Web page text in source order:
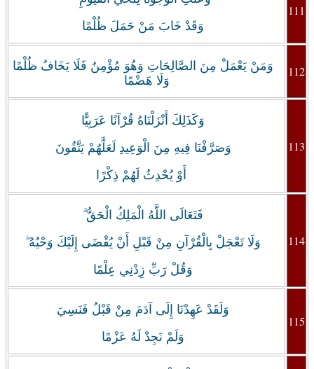
وَقَدْ خَابَ مَنْ حَمَلَ ظُلْمًا
111
وَمَنْ يَعْمَلْ مِنَ الصَّالِحَاتِ وَهُوَ مُؤْمِنٌ فَلَا يَخَافُ ظُلْمًا
وَلَا هَضْمًا
112
وَكَذَلِكَ أَنْزَلْنَاهُ قُرْآنًا عَرَبِيًّا
وَصَرَّفْنَا فِيهِ مِنَ الْوَعِيدِ لَعَلَّهُمْ يَتَّقُونَ
أَوْ يُحْدِثُ لَهُمْ ذِكْرًا
113
فَتَعَالَى اللَّهُ الْمَلِكُ الْحَقُّ ۗ
وَلَا تَعْجَلْ بِالْقُرْآنِ مِنْ قَبْلِ أَنْ يُقْضَى إِلَيْكَ وَحْيُهُ ۖ
وَقُلْ رَبِّ زِدْنِي عِلْمًا
114
وَلَقَدْ عَهِدْنَا إِلَى آدَمَ مِنْ قَبْلُ فَنَسِيَ
وَلَمْ نَجِدْ لَهُ عَزْمًا
115